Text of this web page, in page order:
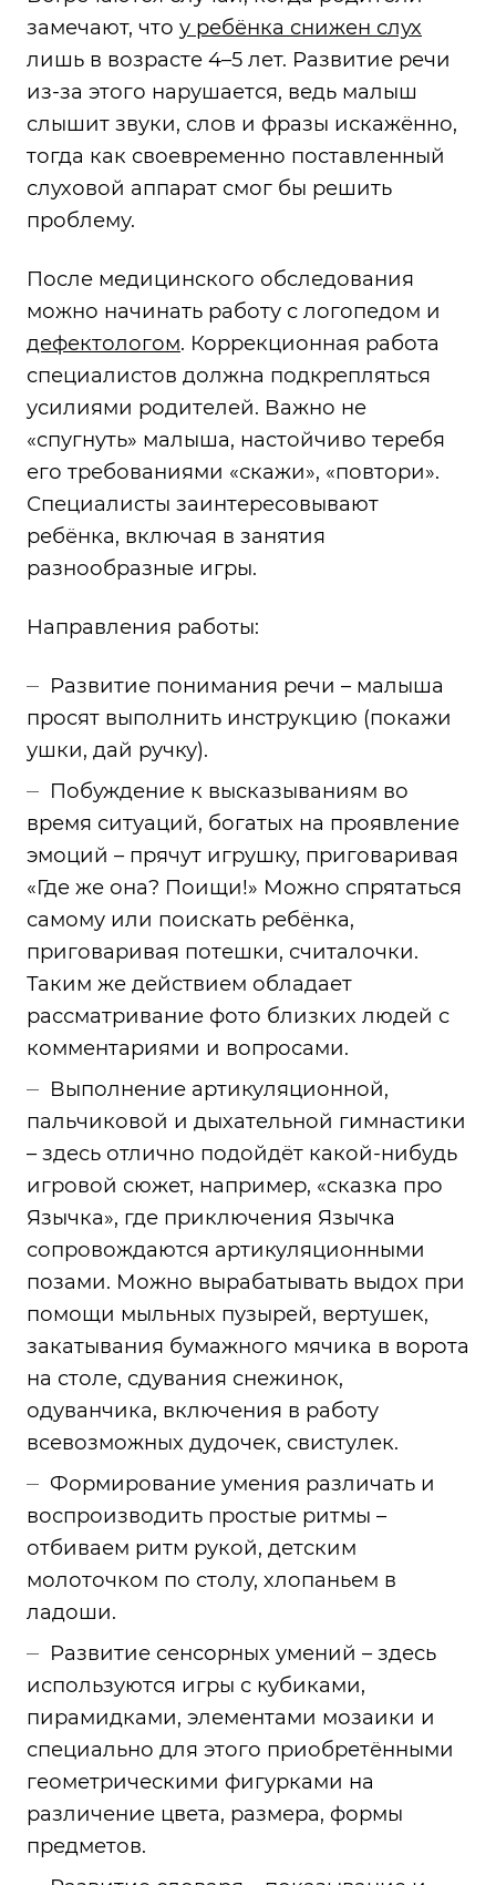
замечают, что у ребёнка снижен слух
лишь в возрасте 4–5 лет. Развитие речи
из-за этого нарушается, ведь малыш
слышит звуки, слов и фразы искажённо,
тогда как своевременно поставленный
слуховой аппарат смог бы решить
проблему.
После медицинского обследования
можно начинать работу с логопедом и
дефектологом. Коррекционная работа
специалистов должна подкрепляться
усилиями родителей. Важно не
«спугнуть» малыша, настойчиво теребя
его требованиями «скажи», «повтори».
Специалисты заинтересовывают
ребёнка, включая в занятия
разнообразные игры.
Направления работы:
Развитие понимания речи – малыша
просят выполнить инструкцию (покажи
ушки, дай ручку).
Побуждение к высказываниям во
время ситуаций, богатых на проявление
эмоций – прячут игрушку, приговаривая
«Где же она? Поищи!» Можно спрятаться
самому или поискать ребёнка,
приговаривая потешки, считалочки.
Таким же действием обладает
рассматривание фото близких людей с
комментариями и вопросами.
Выполнение артикуляционной,
пальчиковой и дыхательной гимнастики
– здесь отлично подойдёт какой-нибудь
игровой сюжет, например, «сказка про
Язычка», где приключения Язычка
сопровождаются артикуляционными
позами. Можно вырабатывать выдох при
помощи мыльных пузырей, вертушек,
закатывания бумажного мячика в ворота
на столе, сдувания снежинок,
одуванчика, включения в работу
всевозможных дудочек, свистулек.
Формирование умения различать и
воспроизводить простые ритмы –
отбиваем ритм рукой, детским
молоточком по столу, хлопаньем в
ладоши.
Развитие сенсорных умений – здесь
используются игры с кубиками,
пирамидками, элементами мозаики и
специально для этого приобретёнными
геометрическими фигурками на
различение цвета, размера, формы
предметов.